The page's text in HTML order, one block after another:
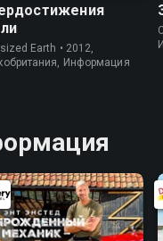
Earth • 2012,
Информация